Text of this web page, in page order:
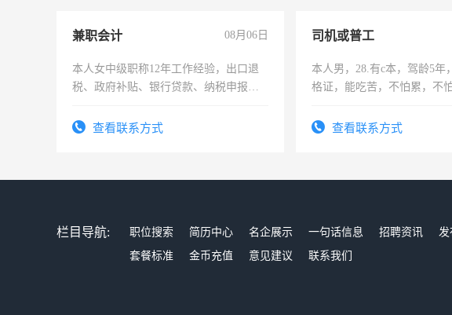
兼职会计 08月06日
本人女中级职称12年工作经验，出口退
税、政府补贴、银行贷款、纳税申报、
务，财务咨询等业务。欲求兼职会计工
查看联系方式
司机或普工
本人男，28.有c本，驾龄5年
格证，能吃苦，不怕累，不
查看联系方式
栏目导航: 职位搜索 简历中心 名企展示 一句话信息 招聘资讯 发
套餐标准
金币充值 意见建议 联系我们